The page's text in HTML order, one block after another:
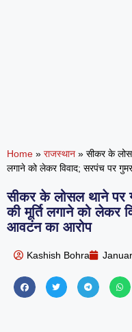
Home » राजस्थान » सीकर के
लगाने को लेकर विवाद; सरपंच पर
सीकर के लोसल थाने पर
की मूर्ति लगाने को लेकर
आवटंन का आरोप
Kashish Bohra